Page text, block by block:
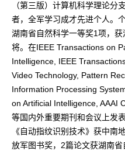
（第三版）计算机科学理论分
者，全军学习成才先进个人。
湖南省自然科学一等奖1项，
将。在IEEE Transactions on
Intelligence, IEEE
Video Technology, Pattern
Information Processing
on Artificial Intelligence, AAAI
等国内外重要期刊和会议上发
《自动指纹识别技术》获中南
放军图书奖，2篇论文获湖南